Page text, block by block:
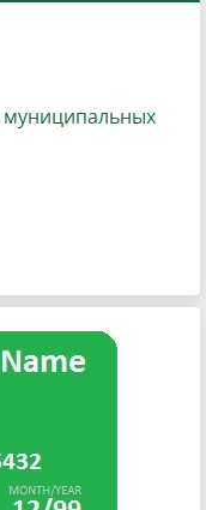
муниципальных